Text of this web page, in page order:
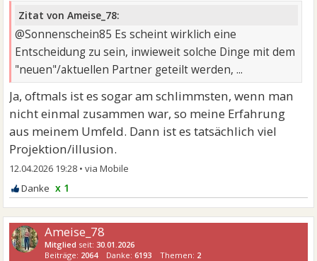
Zitat von Ameise_78:
@Sonnenschein85 Es scheint wirklich eine
Entscheidung zu sein, inwieweit solche Dinge mit dem
"neuen"/aktuellen Partner geteilt werden, ...
Ja, oftmals ist es sogar am schlimmsten, wenn man
nicht einmal zusammen war, so meine Erfahrung
aus meinem Umfeld. Dann ist es tatsächlich viel
Projektion/illusion.
12.04.2026 19:28 •
x 1
Ameise_78
Mitglied seit: 30.01.2026
Beiträge: 2064 Danke:6193 Themen: 2